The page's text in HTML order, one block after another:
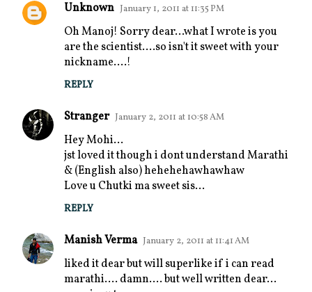
Unknown January 1, 2011 at 11:35 PM
Oh Manoj! Sorry dear...what I wrote is you
are the scientist....so isn't it sweet with your
nickname....!
REPLY
Stranger January 2, 2011 at 10:58 AM
Hey Mohi...
jst loved it though i dont understand Marathi
& (English also) hehehehawhawhaw
Love u Chutki ma sweet sis...
REPLY
Manish Verma January 2, 2011 at 11:41 AM
liked it dear but will superlike if i can read
marathi.... damn.... but well written dear...